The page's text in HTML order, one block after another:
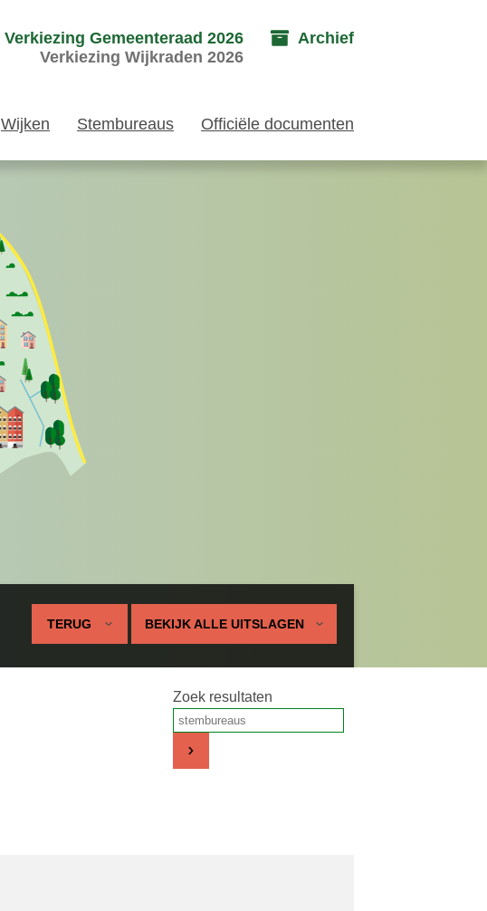
Verkiezing Gemeenteraad 2026
Verkiezing Wijkraden 2026
Archief
Wijken Stembureaus Officiële documenten
TERUG BEKIJK ALLE UITSLAGEN
Zoek resultaten